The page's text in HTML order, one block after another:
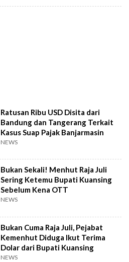
Ratusan Ribu USD Disita dari
Bandung dan Tangerang Terkait
Kasus Suap Pajak Banjarmasin
NEWS
Bukan Sekali! Menhut Raja Juli
Sering Ketemu Bupati Kuansing
Sebelum Kena OTT
NEWS
Bukan Cuma Raja Juli, Pejabat
Kemenhut Diduga Ikut Terima
Dolar dari Bupati Kuansing
NEWS